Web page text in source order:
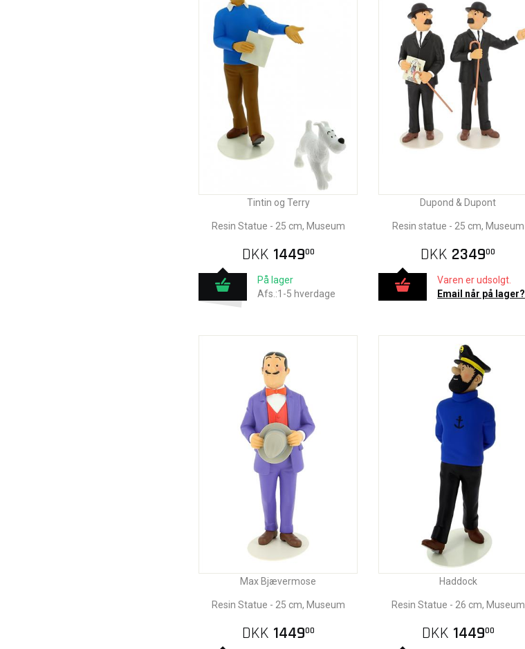
Tintin og Terry
Resin Statue - 25 cm, Museum
DKK 144900
På lager
Afs.:1-5 hverdage
Dupond & Dupont
Resin statue - 25 cm, Museum
DKK 234900
Varen er udsolgt.
Email når på lager?
Max Bjævermose
Resin Statue - 25 cm, Museum
DKK 144900
Haddock
Resin Statue - 26 cm, Museum
DKK 144900